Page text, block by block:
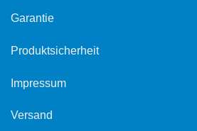
Garantie
Produktsicherheit
Impressum
Versand